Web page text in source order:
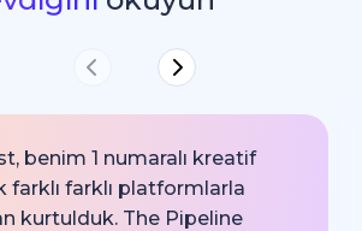
benim 1 numaralı kreatif
farklı farklı platformlarla
kurtulduk. The Pipeline